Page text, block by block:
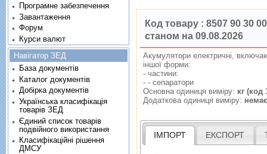
Код товару : 8507 90 30 00
станом на 09.08.2026
Акумулятори електричнi,
iншої форми:
- частини:
- - сепаратори
Основна одиниця виміру: кг (код
Додаткова одиниця виміру: немає
ІМПОРТ ЕКСПОРТ
Програмне забезпечення
Завантаження
Форум
Курси валют
Навігатор ЗЕД
База документів
Каталог документів
Добірка документів
Українська класифікація
товарів ЗЕД
Єдиний список товарів
подвійного використання
Класифікаційні рішення
ДМСУ